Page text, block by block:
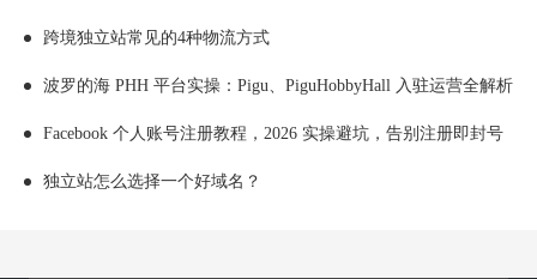
跨境独立站常见的4种物流方式
波罗的海 PHH 平台实操：Pigu、PiguHobbyHall 入驻运营全解析
Facebook 个人账号注册教程，2026 实操避坑，告别注册即封号
独立站怎么选择一个好域名？